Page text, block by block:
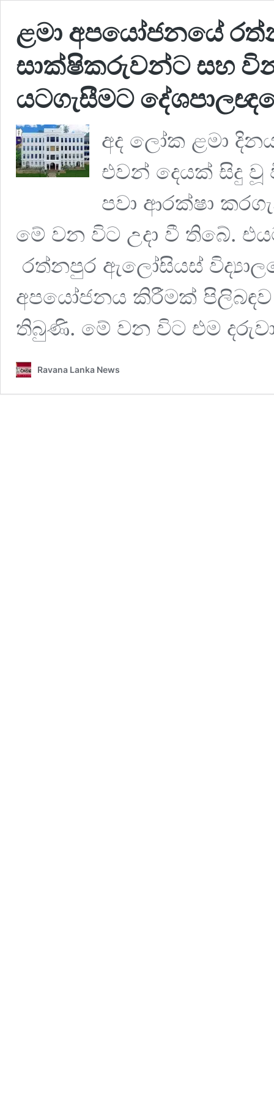
ළමා අපයෝජනයේ
සාක්ෂිකරුවන්ට සහ
යටගැසීමට
අද ලෝක ළමා
එවන් දෙයක් සිදු
පවා ආරක්ෂා
මේ වන විට උදා වී තිබේ.
රත්නපුර ඇලෝසියස්
අපයෝජනය කිරීමක් පිලිබඳව
තිබුණි. මේ වන විට එම
Ravana Lanka News